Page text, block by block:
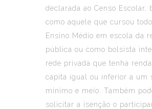
declarada ao Censo Escolar,
como aquele que cursou
Ensino Médio em escola da
pública ou como bolsista
rede privada que tenha
capita igual ou inferior a um
mínimo e meio. Também
solicitar a isenção o